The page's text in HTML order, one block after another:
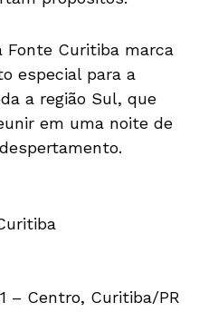
Fonte Curitiba marca
especial para a
a região Sul, que
em uma noite de
– Centro, Curitiba/PR